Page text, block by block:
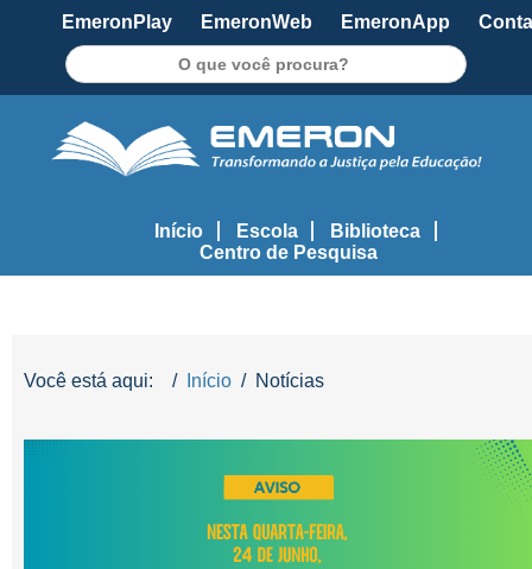
EmeronPlay EmeronWeb EmeronApp
Início Escola
Biblioteca
Centro de Pesquisa
Você está aqui: Início Notícias